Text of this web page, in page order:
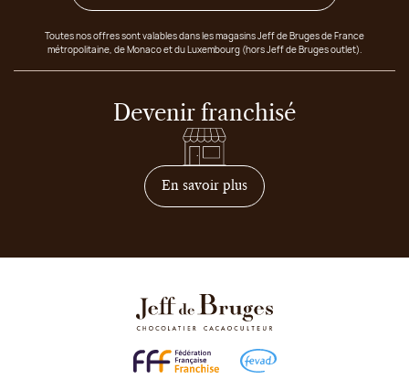
Toutes nos offres sont valables dans les magasins Jeff de Bruges de France
métropolitaine, de Monaco et du Luxembourg (hors Jeff de Bruges outlet).
Devenir franchisé
En savoir plussur comment devenir